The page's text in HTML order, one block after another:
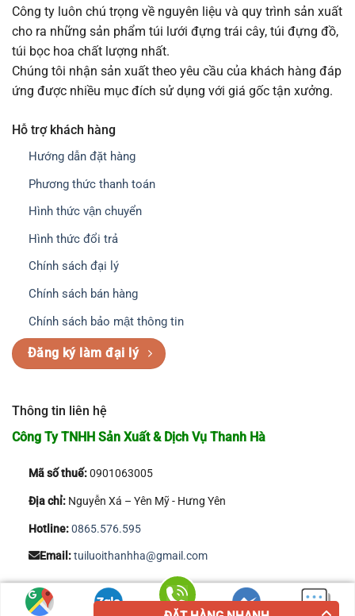
Công ty luôn chú trọng về nguyên liệu và quy trình sản xuất
cho ra những sản phẩm túi lưới đựng trái cây, túi đựng đồ,
túi bọc hoa chất lượng nhất.
Chúng tôi nhận sản xuất theo yêu cầu của khách hàng đáp
ứng được nhiều mục đích sử dụng với giá gốc tận xưởng.
Hỗ trợ khách hàng
Hướng dẫn đặt hàng
Phương thức thanh toán
Hình thức vận chuyển
Hình thức đổi trả
Chính sách đại lý
Chính sách bán hàng
Chính sách bảo mật thông tin
Đăng ký làm đại lý
Thông tin liên hệ
Công Ty TNHH Sản Xuất & Dịch Vụ Thanh Hà
Mã số thuế:0901063005
Địa chỉ:Nguyễn Xá – Yên Mỹ - Hưng Yên
Hotline:0865.576.595
Email:tuiluoithanhha@gmail.com
Copyright 2026 © Công Ty TNHH Sản Xuất & Dịch Vụ Thanh Hà